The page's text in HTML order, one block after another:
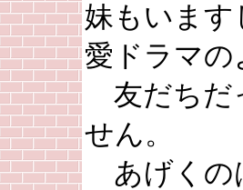
妹もいます
愛ドラマ
友だちだ
せん。
あげくの